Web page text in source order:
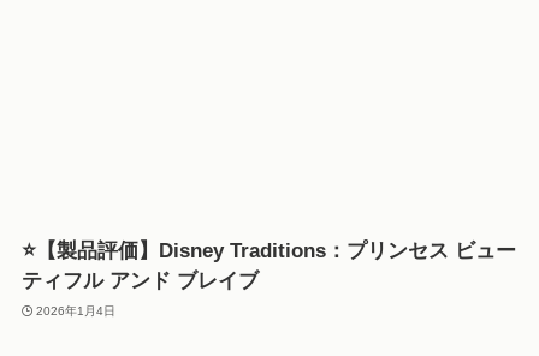
⭐【製品評価】Disney Traditions：プリンセス ビュー
ティフル アンド ブレイブ
2026年1月4日